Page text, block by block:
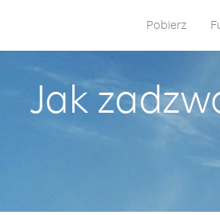
Pobierz
Jak